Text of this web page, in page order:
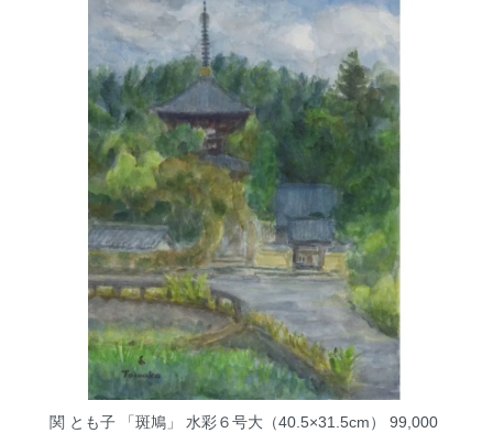
関 とも子 「斑鳩」 水彩６号大（40.5×31.5cm）
99,000